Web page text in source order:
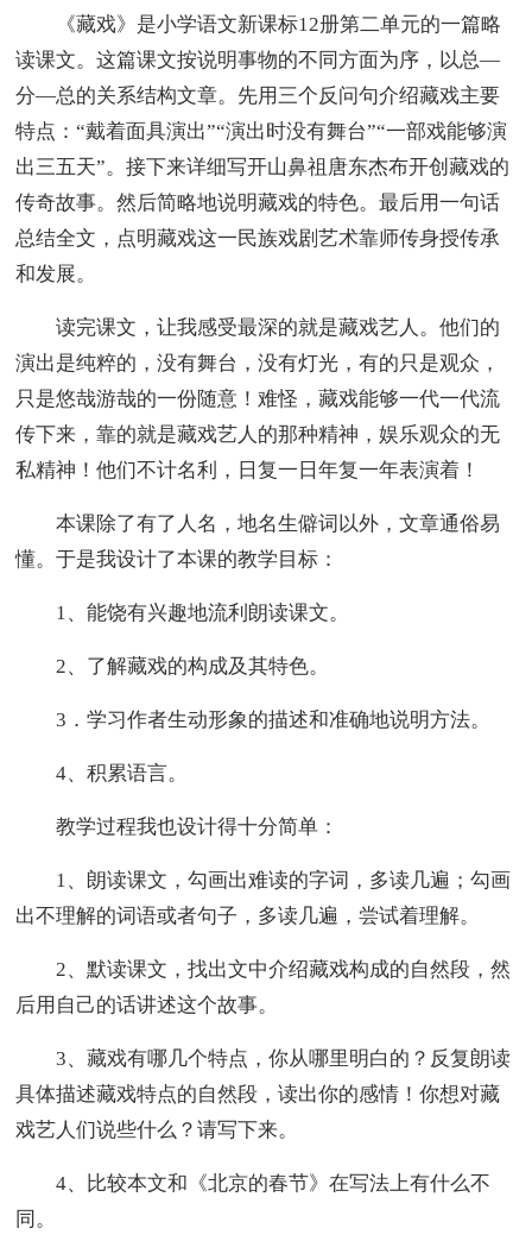
《藏戏》是小学语文新课标12册第二单元的一篇略
读课文。这篇课文按说明事物的不同方面为序，以总—
分—总的关系结构文章。先用三个反问句介绍藏戏主要
特点：“戴着面具演出”“演出时没有舞台”“一部戏能够演
出三五天”。接下来详细写开山鼻祖唐东杰布开创藏戏的
传奇故事。然后简略地说明藏戏的特色。最后用一句话
总结全文，点明藏戏这一民族戏剧艺术靠师传身授传承
和发展。
读完课文，让我感受最深的就是藏戏艺人。他们的
演出是纯粹的，没有舞台，没有灯光，有的只是观众，
只是悠哉游哉的一份随意！难怪，藏戏能够一代一代流
传下来，靠的就是藏戏艺人的那种精神，娱乐观众的无
私精神！他们不计名利，日复一日年复一年表演着！
本课除了有了人名，地名生僻词以外，文章通俗易
懂。于是我设计了本课的教学目标：
1、能饶有兴趣地流利朗读课文。
2、了解藏戏的构成及其特色。
3．学习作者生动形象的描述和准确地说明方法。
4、积累语言。
教学过程我也设计得十分简单：
1、朗读课文，勾画出难读的字词，多读几遍；勾画
出不理解的词语或者句子，多读几遍，尝试着理解。
2、默读课文，找出文中介绍藏戏构成的自然段，然
后用自己的话讲述这个故事。
3、藏戏有哪几个特点，你从哪里明白的？反复朗读
具体描述藏戏特点的自然段，读出你的感情！你想对藏
戏艺人们说些什么？请写下来。
4、比较本文和《北京的春节》在写法上有什么不
同。